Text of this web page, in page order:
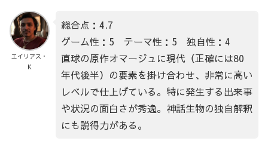
エイリアス・
K
総合点：4.7
ゲーム性：5 テーマ性：5 独自性：4
直球の原作オマージュに現代（正確には80
年代後半）の要素を掛け合わせ、非常に高い
レベルで仕上げている。特に発生する出来事
や状況の面白さが秀逸。神話生物の独自解釈
にも説得力がある。